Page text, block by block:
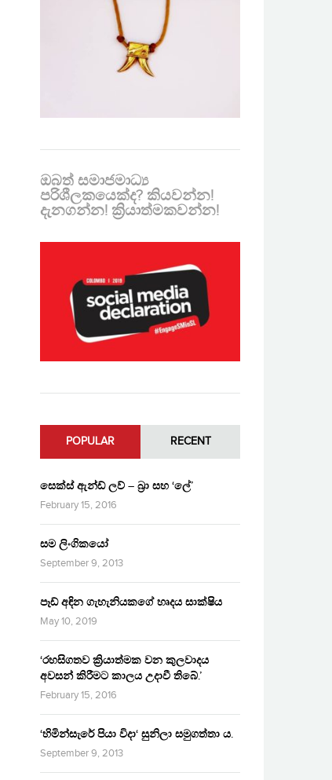
ඔබත් සමාජමාධ්‍ය
පරිශීලකයෙක්ද? කියවන්න!
දැනගන්න! ක්‍රියාත්මකවන්න!
POPULAR RECENT
සෙක්ස් ඇන්ඩ් ලව් – බ්‍රා සහ ‘ලේ’
February 15, 2016
සම ලිංගිකයෝ
September 9, 2013
පෑඩ් අඳින ගැහැනියකගේ හෘදය සාක්ෂිය
May 10, 2019
‘රහසිගතව ක්‍රියාත්මක වන කුලවාදය
අවසන් කිරීමට කාලය උදාවී තිබේ.’
February 15, 2016
‘හිමින්සැරේ පියා විදා‘ සුනිලා සමුගත්තා ය.
September 9, 2013